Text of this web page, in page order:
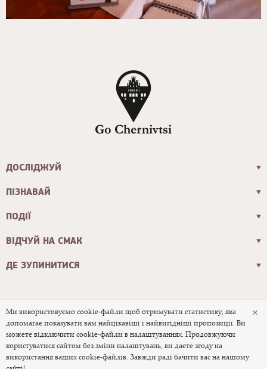
ДОСЛІДЖУЙ
ПІЗНАВАЙ
ПОДІЇ
ВІДЧУЙ НА СМАК
ДЕ ЗУПИНИТИСЯ
© 2026 Офіційний туристичний сайт
міста Чернівці
×
Ми використовуємо cookie-файли щоб отримувати статистику, яка
допомагає показувати вам найцікавіші і найвигідніші пропозиції. Ви
можете відключити cookie-файли в налаштуваннях. Продовжуючи
користуватися сайтом без зміни налаштувань, ви даєте згоду на
використання ваших cookie-файлів. Завжди раді бачити вас на нашому